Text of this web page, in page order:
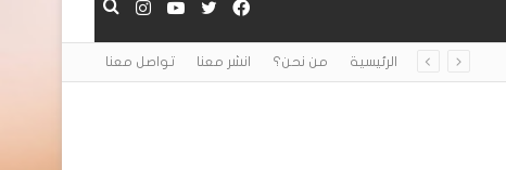
بحث
انستقراميوتيوبتويتر
فيسبوك
الرئيسية من نحن؟ انشر معنا تواصل معنا